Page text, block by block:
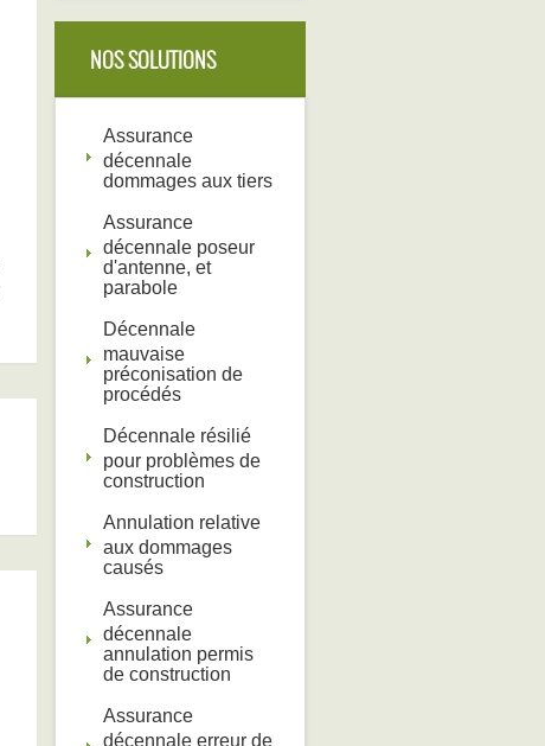
NOS SOLUTIONS
Assurance
décennale
dommages aux tiers
Assurance
décennale poseur
d'antenne, et
parabole
Décennale
mauvaise
préconisation de
procédés
Décennale résilié
pour problèmes de
construction
Annulation relative
aux dommages
causés
Assurance
décennale
annulation permis
de construction
Assurance
décennale erreur de